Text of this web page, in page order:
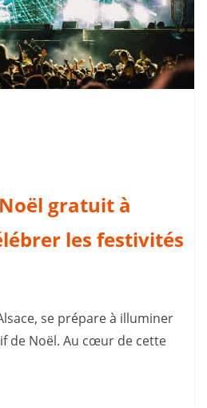
gratuit à
les festivités
se prépare à illuminer
de Noël. Au cœur de cette